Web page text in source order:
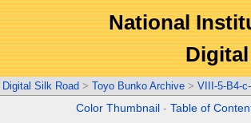
National
Digital Silk Road > Toyo Bunko Archive > VIII-5-B4-
Color Thumbnail -Table of